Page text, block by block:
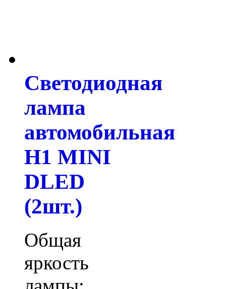
Светодиодная
лампа
автомобильная
H1 MINI
DLED
(2шт.)
Общая
яркость